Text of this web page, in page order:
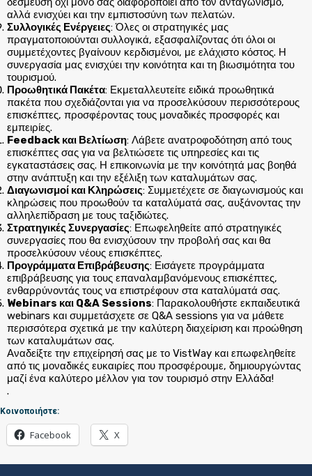
αλλά ενισχύει και την εμπιστοσύνη των πελατών.
Συλλογικές Ενέργειες: Όλες οι στρατηγικές μας
πραγματοποιούνται συλλογικά, εξασφαλίζοντας ότι όλοι οι
συμμετέχοντες βγαίνουν κερδισμένοι, με ελάχιστο κόστος. Η
συνεργασία μας ενισχύει την κοινότητα και τη βιωσιμότητα του
τουρισμού.
Προωθητικά Πακέτα: Εκμεταλλευτείτε ειδικά προωθητικά
πακέτα που σχεδιάζονται για να προσελκύσουν περισσότερους
επισκέπτες, προσφέροντας τους μοναδικές προσφορές και
εμπειρίες.
Feedback και Βελτίωση: Λάβετε ανατροφοδότηση από τους
επισκέπτες σας για να βελτιώσετε τις υπηρεσίες και τις
εγκαταστάσεις σας. Η επικοινωνία με την κοινότητά μας βοηθά
στην ανάπτυξη και την εξέλιξη των καταλυμάτων σας.
Διαγωνισμοί και Κληρώσεις: Συμμετέχετε σε διαγωνισμούς και
κληρώσεις που προωθούν τα καταλύματά σας, αυξάνοντας την
αλληλεπίδραση με τους ταξιδιώτες.
Στρατηγικές Συνεργασίες: Επωφεληθείτε από στρατηγικές
συνεργασίες που θα ενισχύσουν την προβολή σας και θα
προσελκύσουν νέους επισκέπτες.
Προγράμματα Επιβράβευσης: Εισάγετε προγράμματα
επιβράβευσης για τους επαναλαμβανόμενους επισκέπτες,
ενθαρρύνοντάς τους να επιστρέφουν στα καταλύματά σας.
Webinars και Q&A Sessions: Παρακολουθήστε εκπαιδευτικά
webinars και συμμετάσχετε σε Q&A sessions για να μάθετε
περισσότερα σχετικά με την καλύτερη διαχείριση και προώθηση
των καταλυμάτων σας.
Αναδείξτε την επιχείρησή σας με το VistWay και επωφεληθείτε
από τις μοναδικές ευκαιρίες που προσφέρουμε, δημιουργώντας
μαζί ένα καλύτερο μέλλον για τον τουρισμό στην Ελλάδα!
.
Κοινοποιήστε:
Facebook X